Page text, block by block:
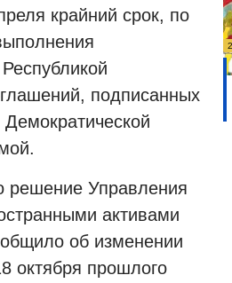
крайний срок, по
подписанных
решение Управления
активами
об изменении
октября прошлого